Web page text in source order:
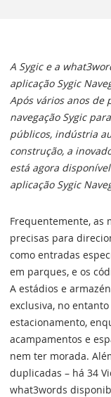
A Sygic e a
aplicação Sygic
Após vários anos de
navegação Sygic
públicos, indústria
construção, a
está agora
aplicação Sygic
Frequentemente, as
precisas para
como entradas
em parques, e os
A estádios e
exclusiva, no
estacionamento,
acampamentos e
nem ter morada.
duplicadas – há 34
what3words